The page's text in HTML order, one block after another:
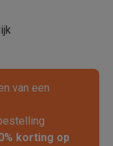
van een
korting op